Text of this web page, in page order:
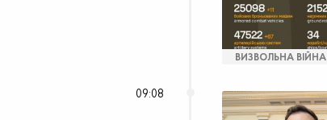
ВИЗВОЛЬНА ВІЙНА
09:08